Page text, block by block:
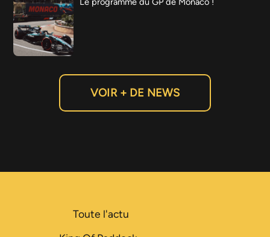
VOIR + DE NEWS
Toute l'actu